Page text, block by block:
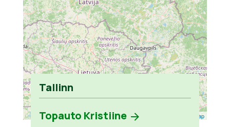
Leaflet OpenStreetMap
Tallinn
Topauto Kristiine